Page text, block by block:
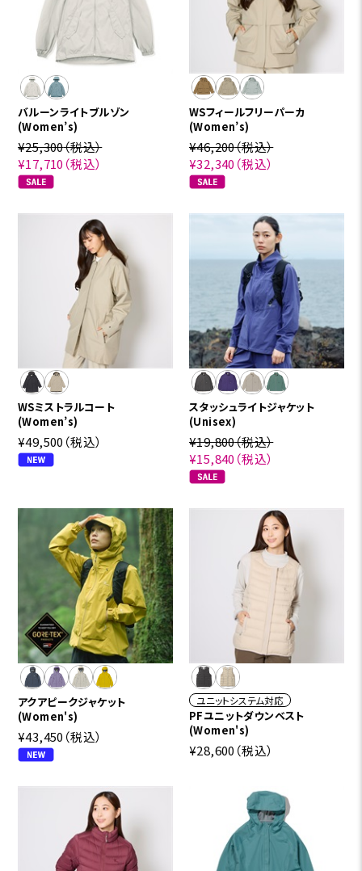
バルーンライトブルゾン
(Women’s)
¥25,300（税込）
¥17,710 （税込）
WSフィールフリーパーカ
(Women’s)
¥46,200（税込）
¥32,340 （税込）
WSミストラルコート
(Women’s)
¥49,500 （税込）
スタッシュライトジャケット
(Unisex)
¥19,800（税込）
¥15,840 （税込）
アクアピークジャケット
(Women's)
¥43,450 （税込）
ユニットシステム対応
PFユニットダウンベスト
(Women's)
¥28,600 （税込）